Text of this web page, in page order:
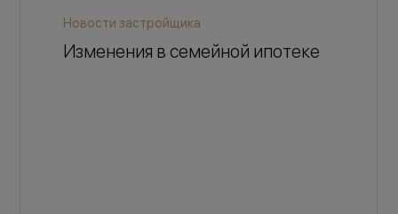
Новости застройщика
Изменения в семейной ипотеке